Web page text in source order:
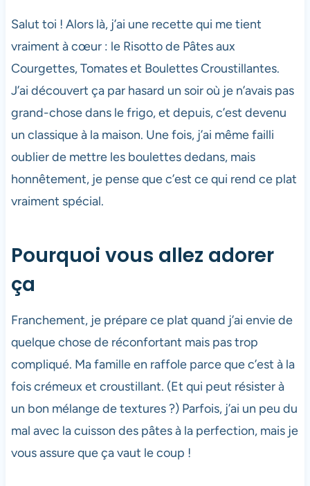
Salut toi ! Alors là, j’ai une recette qui me tient
vraiment à cœur : le Risotto de Pâtes aux
Courgettes, Tomates et Boulettes Croustillantes.
J’ai découvert ça par hasard un soir où je n’avais pas
grand-chose dans le frigo, et depuis, c’est devenu
un classique à la maison. Une fois, j’ai même failli
oublier de mettre les boulettes dedans, mais
honnêtement, je pense que c’est ce qui rend ce plat
vraiment spécial.
Pourquoi vous allez adorer
ça
Franchement, je prépare ce plat quand j’ai envie de
quelque chose de réconfortant mais pas trop
compliqué. Ma famille en raffole parce que c’est à la
fois crémeux et croustillant. (Et qui peut résister à
un bon mélange de textures ?) Parfois, j’ai un peu du
mal avec la cuisson des pâtes à la perfection, mais je
vous assure que ça vaut le coup !